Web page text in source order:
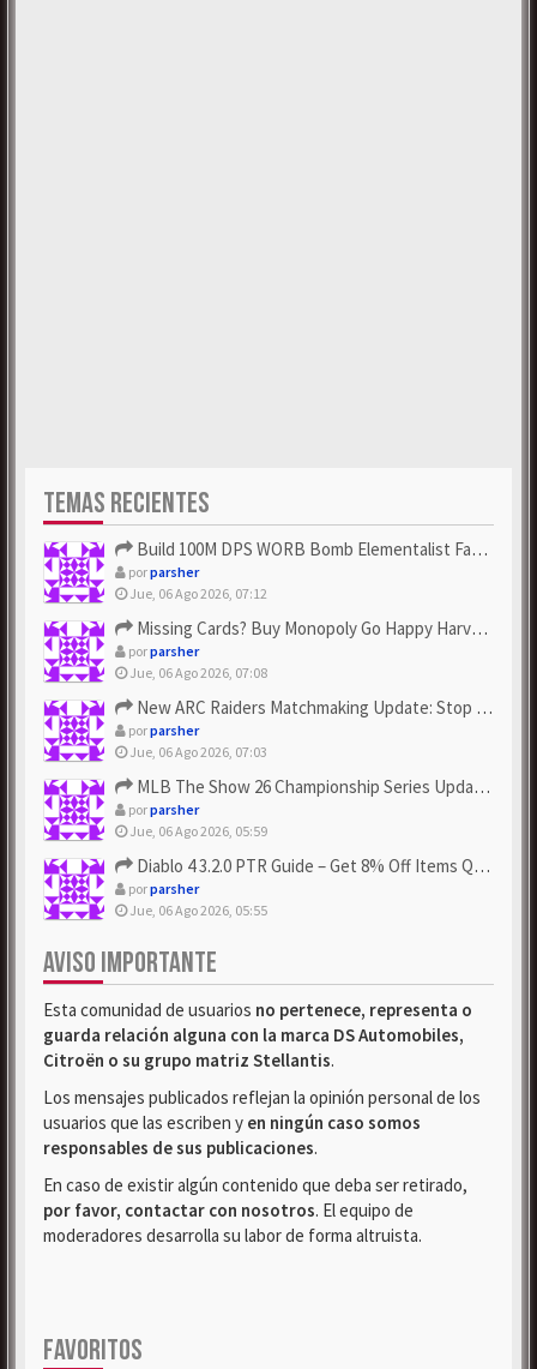
TEMAS RECIENTES
Build 100M DPS WORB Bomb Elementalist Fast - Grab POE Curren...
porparsher
Jue, 06 Ago 2026, 07:12
Missing Cards? Buy Monopoly Go Happy Harvest with Looney Tun...
porparsher
Jue, 06 Ago 2026, 07:08
New ARC Raiders Matchmaking Update: Stop Failed - Grab Bluep...
porparsher
Jue, 06 Ago 2026, 07:03
MLB The Show 26 Championship Series Update! Get Cheap & ...
porparsher
Jue, 06 Ago 2026, 05:59
Diablo 4 3.2.0 PTR Guide – Get 8% Off Items Quickly to Test ...
porparsher
Jue, 06 Ago 2026, 05:55
AVISO IMPORTANTE
Esta comunidad de usuarios no pertenece, representa o
guarda relación alguna con la marca DS Automobiles,
Citroën o su grupo matriz Stellantis.
Los mensajes publicados reflejan la opinión personal de los
usuarios que las escriben y en ningún caso somos
responsables de sus publicaciones.
En caso de existir algún contenido que deba ser retirado,
por favor, contactar con nosotros. El equipo de
moderadores desarrolla su labor de forma altruista.
FAVORITOS